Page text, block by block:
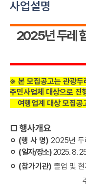
사업설명
2025년 두레
※ 본 모집공고는 관광두
주민사업체 대상으로 진
여행업계 대상 모집공
□ 행사개요
ㅇ (행 사 명) 2025년 두
ㅇ (일자/장소)2025. 8.
ㅇ (참가기관) 졸업 및